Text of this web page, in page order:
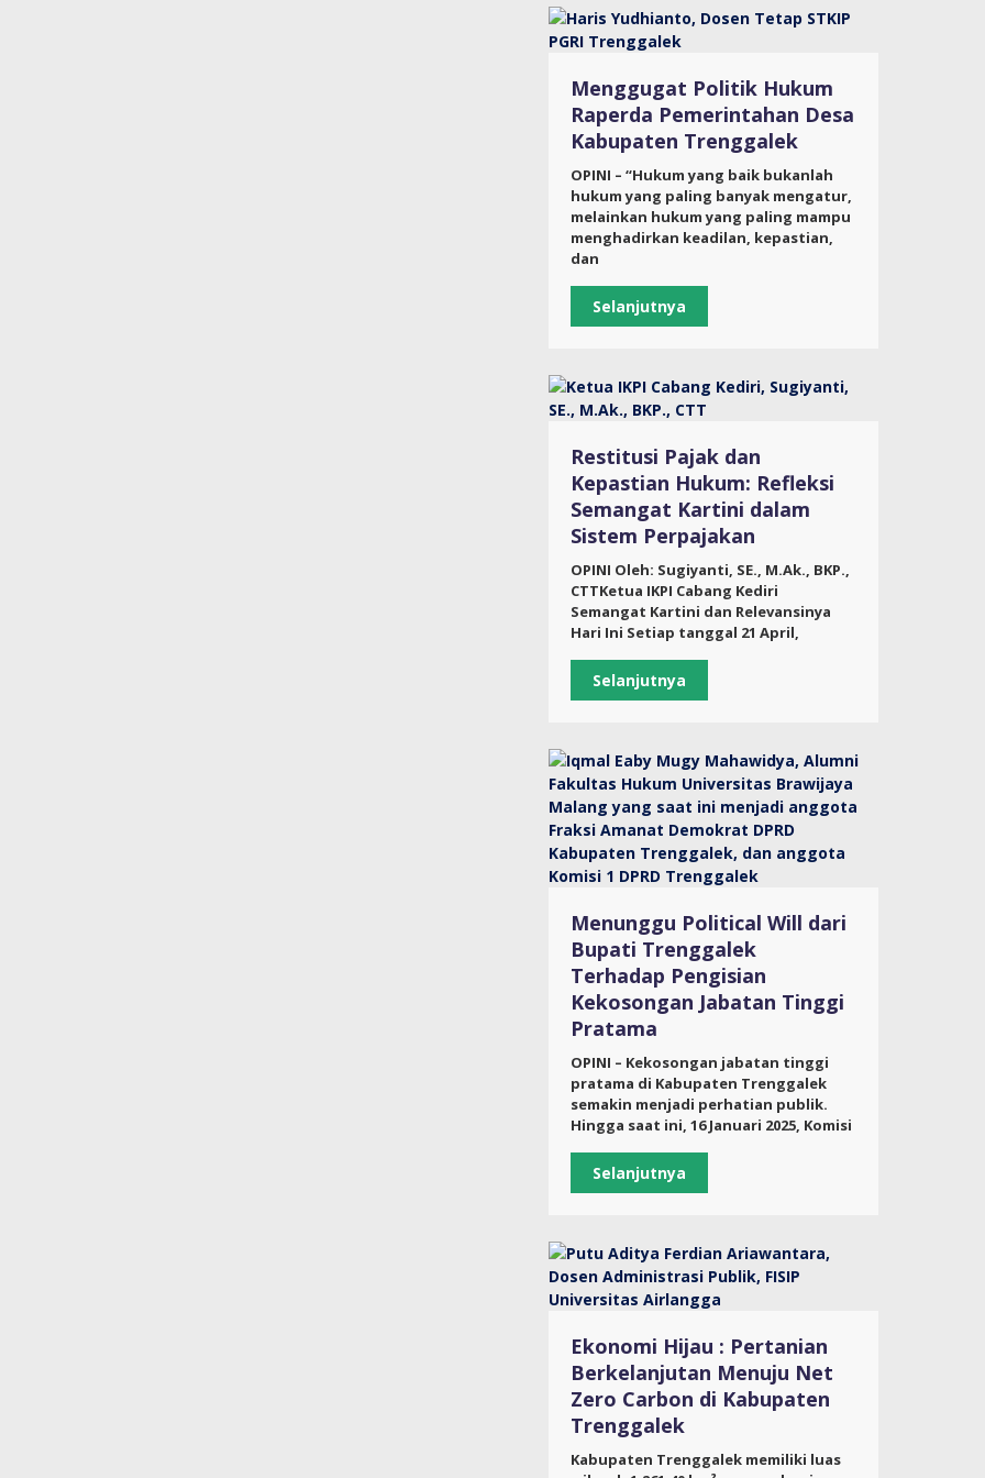
Menggugat Politik Hukum
Raperda Pemerintahan Desa
Kabupaten Trenggalek
OPINI – “Hukum yang baik bukanlah
hukum yang paling banyak mengatur,
melainkan hukum yang paling mampu
menghadirkan keadilan, kepastian,
dan
Selanjutnya
Restitusi Pajak dan
Kepastian Hukum: Refleksi
Semangat Kartini dalam
Sistem Perpajakan
OPINI Oleh: Sugiyanti, SE., M.Ak., BKP.,
CTTKetua IKPI Cabang Kediri
Semangat Kartini dan Relevansinya
Hari Ini Setiap tanggal 21 April,
Selanjutnya
Menunggu Political Will dari
Bupati Trenggalek
Terhadap Pengisian
Kekosongan Jabatan Tinggi
Pratama
OPINI – Kekosongan jabatan tinggi
pratama di Kabupaten Trenggalek
semakin menjadi perhatian publik.
Hingga saat ini, 16 Januari 2025, Komisi
Selanjutnya
Ekonomi Hijau : Pertanian
Berkelanjutan Menuju Net
Zero Carbon di Kabupaten
Trenggalek
Kabupaten Trenggalek memiliki luas